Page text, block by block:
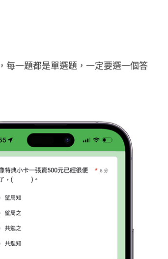
每一題都是單選題，一定要選一個答